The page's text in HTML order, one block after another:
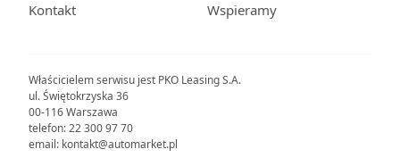
Właścicielem serwisu jest PKO Leasing S.A.
ul. Świętokrzyska 36
00-116 Warszawa
telefon: 22 300 97 70
email: kontakt@automarket.pl
Kontakt
Wspieramy